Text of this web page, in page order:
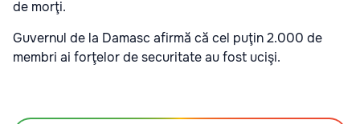
de morţi.
Guvernul de la Damasc afirmă că cel puţin 2.000 de
membri ai forţelor de securitate au fost ucişi.